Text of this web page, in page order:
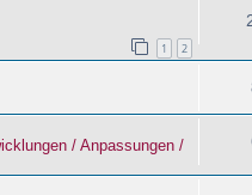
1 2
/ Anpassungen /